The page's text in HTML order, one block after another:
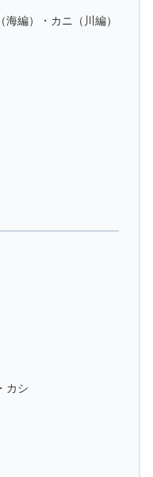
編）・カニ（川編）
カシ